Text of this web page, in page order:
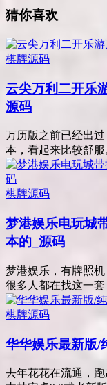
猜你喜欢
棋牌源码
云尖万利二开乐
源码
万历版之前已经出
本，看起来比较舒服
棋牌源码
梦港娱乐电玩城
本的_源码
梦港娱乐，有牌照
很多人都在找这一套
棋牌源码
华华娱乐最新版/
去年花花在流通，